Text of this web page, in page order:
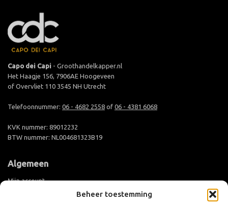
Beheer toestemming
Capo dei Capi - Groothandelkapper.nl
Het Haagje 156, 7906AE Hoogeveen
of Overvliet 110 3545 NH Utrecht
Telefoonnummer: 06 - 4682 2558 of 06 - 4381 6068
KVK nummer: 89012232
BTW nummer: NL004681323B19
Algemeen
Mijn account
Groothandel aanmelden